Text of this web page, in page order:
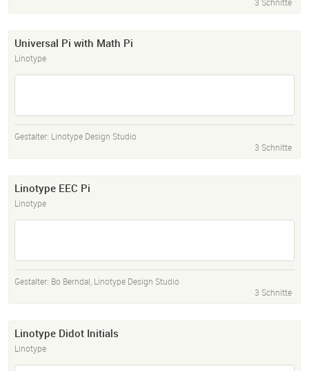
3 Schnitte
Universal Pi with Math Pi
Linotype
Gestalter: Linotype Design Studio
3 Schnitte
Linotype EEC Pi
Linotype
Gestalter: Bo Berndal, Linotype Design Studio
3 Schnitte
Linotype Didot Initials
Linotype